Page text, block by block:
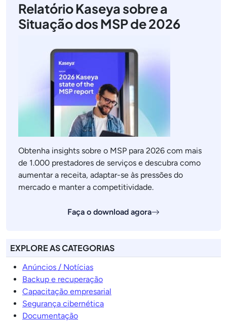
Relatório Kaseya sobre a
Situação dos MSP de 2026
Obtenha insights sobre o MSP para 2026 com mais
de 1.000 prestadores de serviços e descubra como
aumentar a receita, adaptar-se às pressões do
mercado e manter a competitividade.
Faça o download agora
EXPLORE AS CATEGORIAS
Anúncios / Notícias
Backup e recuperação
Capacitação empresarial
Segurança cibernética
Documentação